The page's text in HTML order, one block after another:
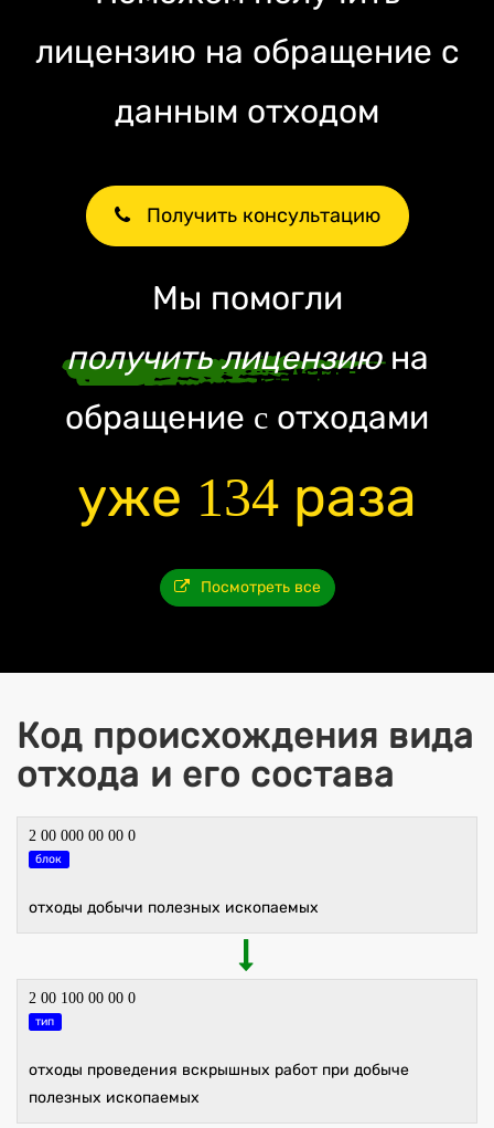
лицензию на обращение с
данным отходом
Получить консультацию
Мы помогли
получить лицензиюна
обращение c отходами
уже 134 раза
Посмотреть все
Код происхождения вида
отхода и его состава
2 00 000 00 00 0
блок
отходы добычи полезных ископаемых
2 00 100 00 00 0
тип
отходы проведения вскрышных работ при добыче
полезных ископаемых